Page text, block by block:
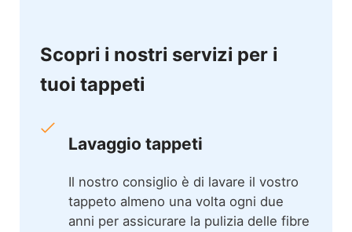
Scopri i nostri servizi per i
tuoi tappeti
Lavaggio tappeti
Il nostro consiglio è di lavare il vostro
tappeto almeno una volta ogni due
anni per assicurare la pulizia delle fibre